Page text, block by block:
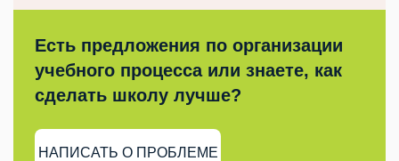
Есть предложения по организации
учебного процесса или знаете, как
сделать школу лучше?
НАПИСАТЬ О ПРОБЛЕМЕ